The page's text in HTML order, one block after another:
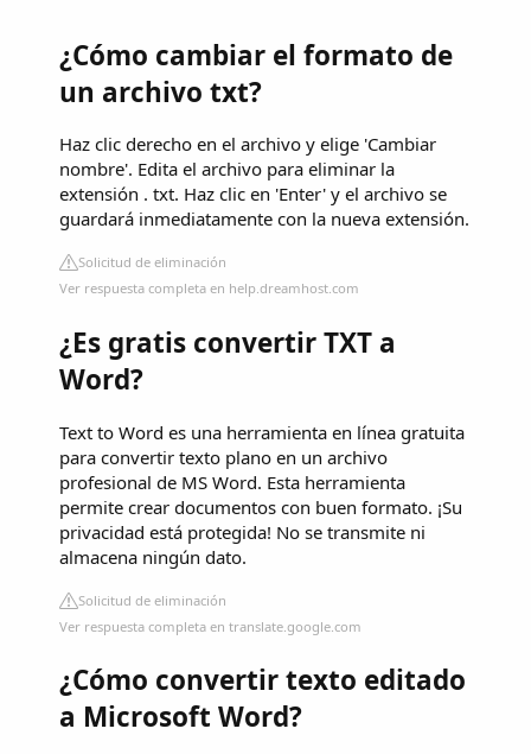
¿Cómo cambiar el formato de
un archivo txt?
Haz clic derecho en el archivo y elige 'Cambiar
nombre'. Edita el archivo para eliminar la
extensión . txt. Haz clic en 'Enter' y el archivo se
guardará inmediatamente con la nueva extensión.
Solicitud de eliminación
Ver respuesta completa en help.dreamhost.com
¿Es gratis convertir TXT a
Word?
Text to Word es una herramienta en línea gratuita
para convertir texto plano en un archivo
profesional de MS Word. Esta herramienta
permite crear documentos con buen formato. ¡Su
privacidad está protegida! No se transmite ni
almacena ningún dato.
Solicitud de eliminación
Ver respuesta completa en translate.google.com
¿Cómo convertir texto editado
a Microsoft Word?